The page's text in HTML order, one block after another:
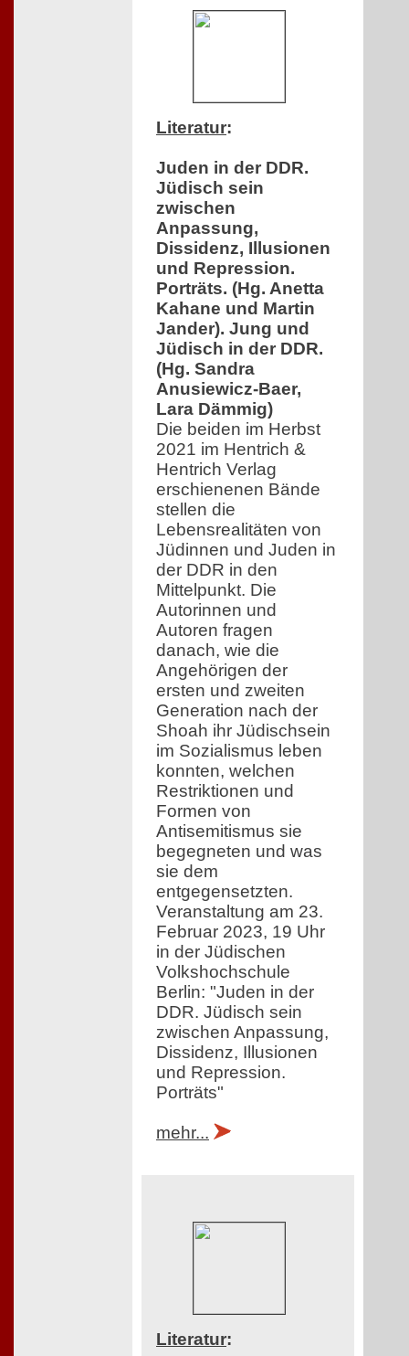
Literatur:
Juden in der DDR.
Jüdisch sein
zwischen
Anpassung,
Dissidenz, Illusionen
und Repression.
Porträts. (Hg. Anetta
Kahane und Martin
Jander). Jung und
Jüdisch in der DDR.
(Hg. Sandra
Anusiewicz-Baer,
Lara Dämmig)
Die beiden im Herbst
2021 im Hentrich &
Hentrich Verlag
erschienenen Bände
stellen die
Lebensrealitäten von
Jüdinnen und Juden in
der DDR in den
Mittelpunkt. Die
Autorinnen und
Autoren fragen
danach, wie die
Angehörigen der
ersten und zweiten
Generation nach der
Shoah ihr Jüdischsein
im Sozialismus leben
konnten, welchen
Restriktionen und
Formen von
Antisemitismus sie
begegneten und was
sie dem
entgegensetzten.
Veranstaltung am 23.
Februar 2023, 19 Uhr
in der Jüdischen
Volkshochschule
Berlin: "Juden in der
DDR. Jüdisch sein
zwischen Anpassung,
Dissidenz, Illusionen
und Repression.
Porträts"
mehr...
Literatur: